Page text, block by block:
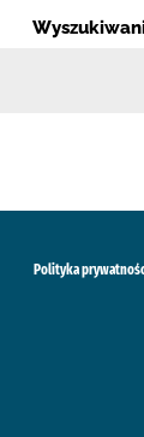
Polityka